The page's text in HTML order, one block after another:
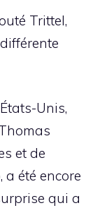
Trittel,
Unis,
et de
a été encore
qui a